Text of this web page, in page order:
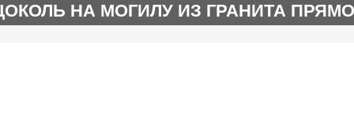
НА МОГИЛУ ИЗ ГРАНИТА